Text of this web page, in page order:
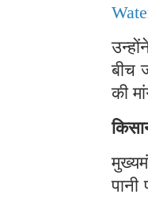
बीच
की